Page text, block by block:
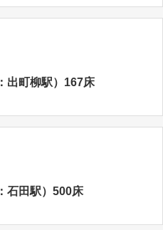
出町柳駅）167床
石田駅）500床